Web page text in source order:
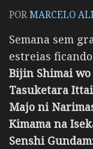
PORMARCELO
Semana sem
estreias
Bijin Shimai wo
Tasuketara
Majo ni
Kimama na
Senshi